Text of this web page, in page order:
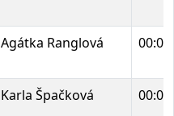
Agátka Ranglová
Karla Špačková